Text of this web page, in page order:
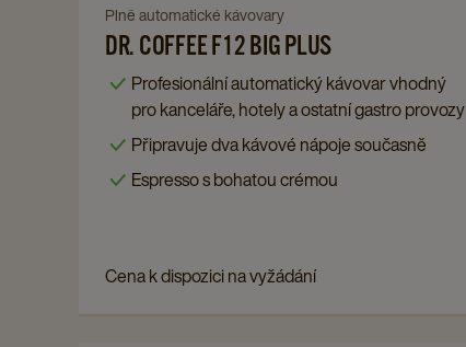
page
Navigate
to
Dr.
Coffee
F12
PLUS
Plně automatické kávovary
DR. COFFEE F12 BIG PLUS
Profesionální automatický kávovar vhodný
pro kanceláře, hotely a ostatní gastro provozy
Připravuje dva kávové nápoje současně
Espresso s bohatou crémou
Cena k dispozici na vyžádání